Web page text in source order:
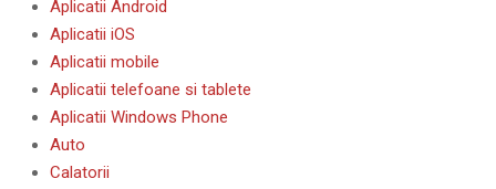
Aplicatii Android
Aplicatii iOS
Aplicatii mobile
Aplicatii telefoane si tablete
Aplicatii Windows Phone
Auto
Calatorii